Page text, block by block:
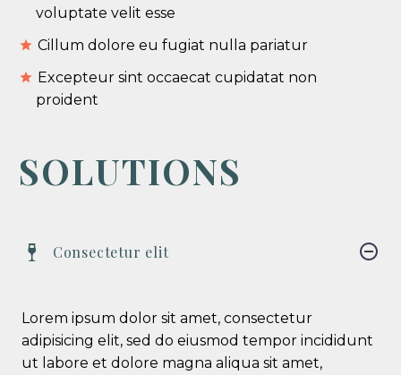
voluptate velit esse
Cillum dolore eu fugiat nulla pariatur
Excepteur sint occaecat cupidatat non
proident
SOLUTIONS
Consectetur elit
Lorem ipsum dolor sit amet, consectetur
adipisicing elit, sed do eiusmod tempor incididunt
ut labore et dolore magna aliqua sit amet,